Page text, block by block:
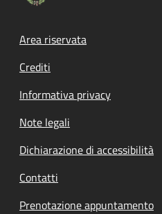
Footer menu
Area riservata
Crediti
Informativa privacy
Note legali
Dichiarazione di accessibilità
Contatti
Prenotazione appuntamento